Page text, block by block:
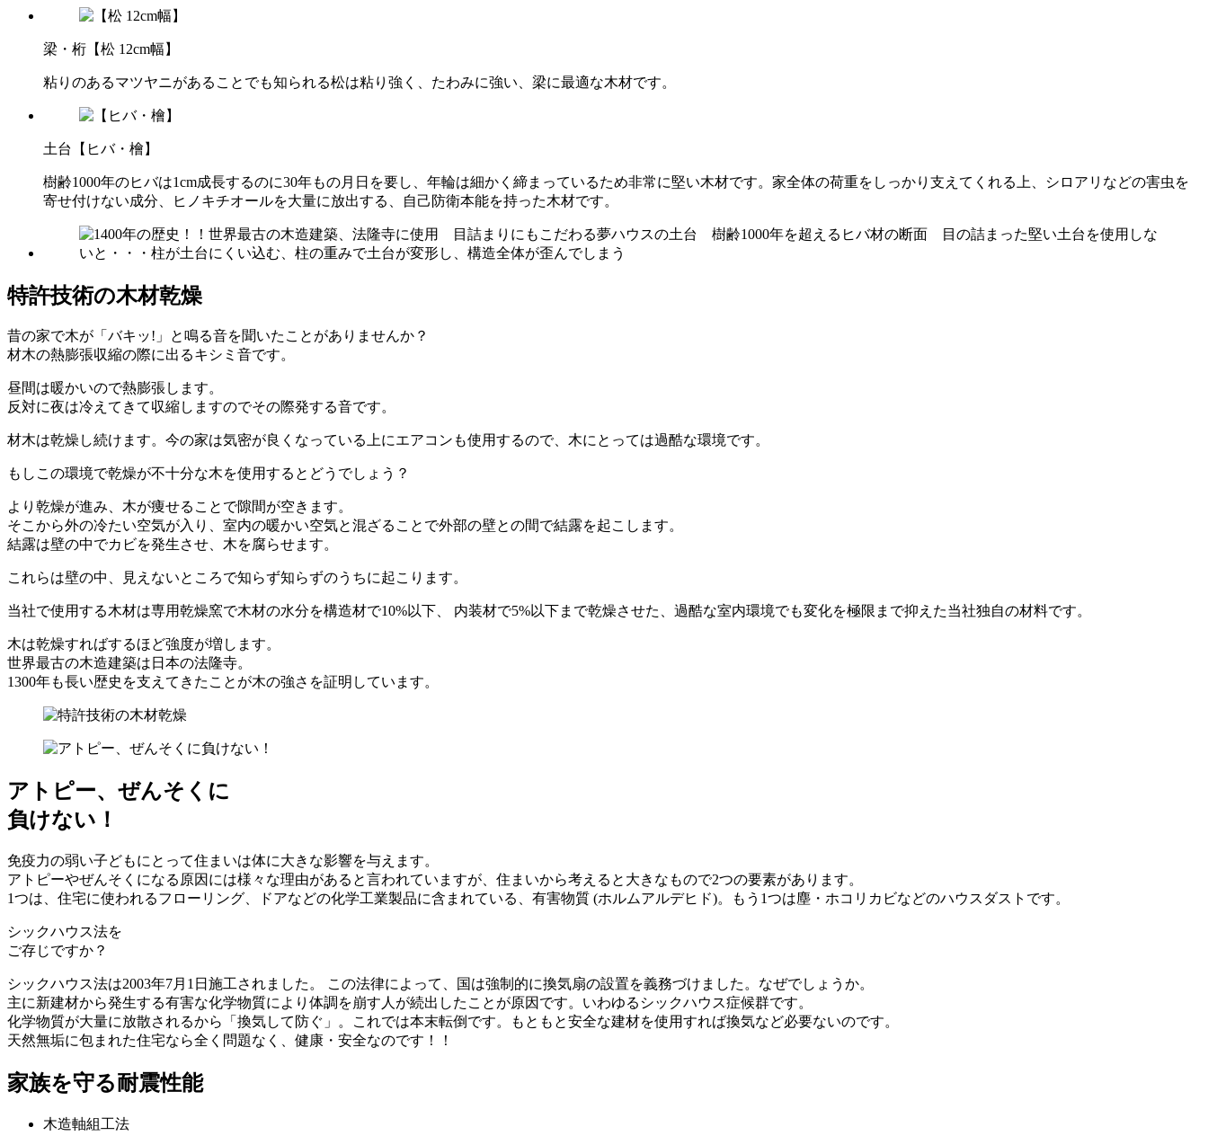
梁・桁 【松 12cm幅】
粘りのあるマツヤニがあることでも知られる松は粘り強く、たわみに強い、梁に最適な木材です。
土台 【ヒバ・檜】
樹齢1000年のヒバは1cm成長するのに30年もの月日を要し、年輪は細かく締まっているため非常に堅い木材です。家全体の荷重をしっかり支えてくれる上、シロアリなどの害虫を
寄せ付けない成分、ヒノキチオールを大量に放出する、自己防衛本能を持った木材です。
特許技術の木材乾燥
昔の家で木が「バキッ!」と鳴る音を聞いたことがありませんか？
材木の熱膨張収縮の際に出るキシミ音です。
昼間は暖かいので熱膨張します。
反対に夜は冷えてきて収縮しますのでその際発する音です。
材木は乾燥し続けます。今の家は気密が良くなっている上にエアコンも使用するので、木にとっては過酷な環境です。
もしこの環境で乾燥が不十分な木を使用するとどうでしょう？
より乾燥が進み、木が痩せることで隙間が空きます。
そこから外の冷たい空気が入り、室内の暖かい空気と混ざることで外部の壁との間で結露を起こします。
結露は壁の中でカビを発生させ、木を腐らせます。
これらは壁の中、見えないところで知らず知らずのうちに起こります。
当社で使用する木材は専用乾燥窯で木材の水分を構造材で10%以下、 内装材で5%以下まで乾燥させた、過酷な室内環境でも変化を極限まで抑えた当社独自の材料です。
木は乾燥すればするほど強度が増します。
世界最古の木造建築は日本の法隆寺。
1300年も長い歴史を支えてきたことが木の強さを証明しています。
アトピー、ぜんそくに
負けない！
免疫力の弱い子どもにとって住まいは体に大きな影響を与えます。
アトピーやぜんそくになる原因には様々な理由があると言われていますが、住まいから考えると大きなもので2つの要素があります。
1つは、住宅に使われるフローリング、ドアなどの化学工業製品に含まれている、有害物質 (ホルムアルデヒド)。もう1つは塵・ホコリカビなどのハウスダストです。
シックハウス法を
ご存じですか？
シックハウス法は2003年7月1日施工されました。 この法律によって、国は強制的に換気扇の設置を義務づけました。なぜでしょうか。
主に新建材から発生する有害な化学物質により体調を崩す人が続出したことが原因です。いわゆるシックハウス症候群です。
化学物質が大量に放散されるから「換気して防ぐ」。これでは本末転倒です。もともと安全な建材を使用すれば換気など必要ないのです。
天然無垢に包まれた住宅なら全く問題なく、健康・安全なのです！！
家族を守る耐震性能
木造軸組工法